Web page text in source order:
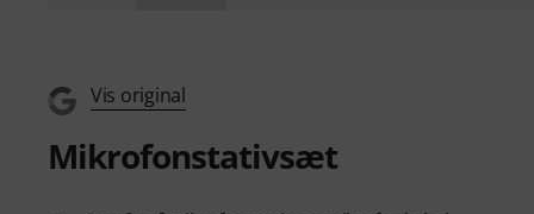
Vis original
Mikrofonstativsæt